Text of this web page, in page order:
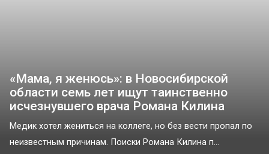
«Мама, я женюсь»: в Новосибирской
области семь лет ищут таинственно
исчезнувшего врача Романа Килина
Медик хотел жениться на коллеге, но без вести пропал по
неизвестным причинам. Поиски Романа Килина п...